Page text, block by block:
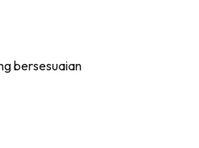
bersesuaian